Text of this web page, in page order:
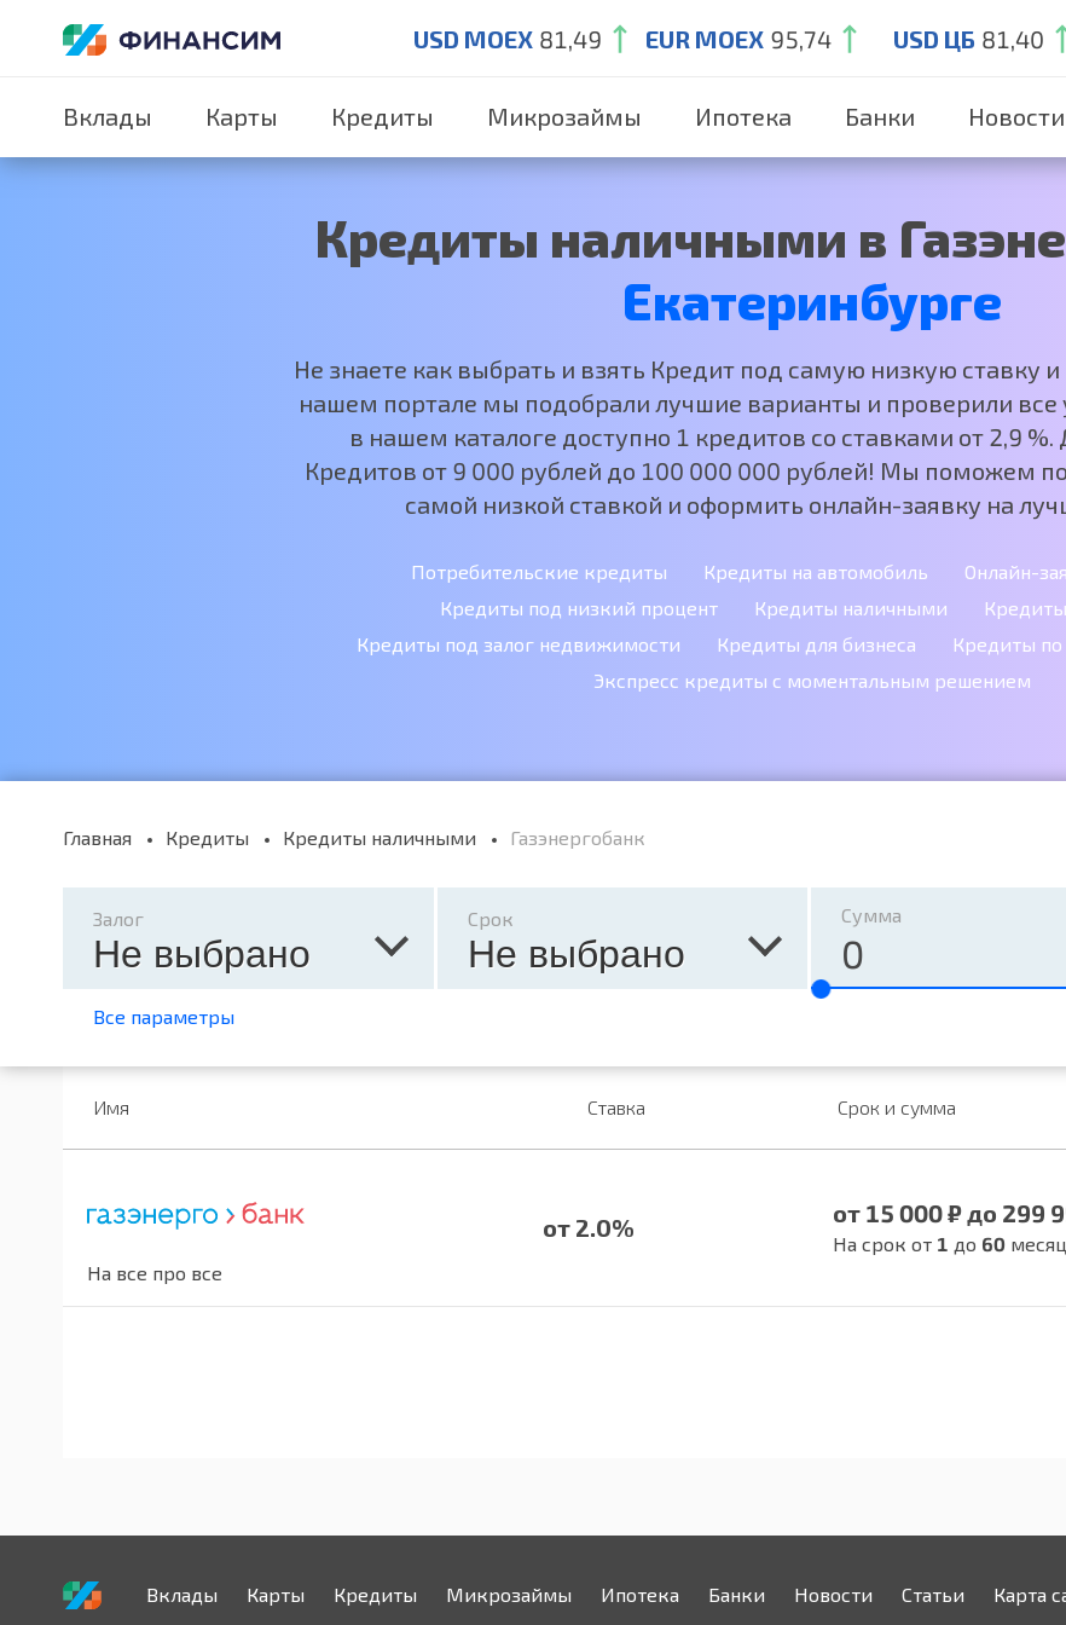
USD MOEX 81,49 EUR MOEX 95,74 USD ЦБ 81,40
Вклады Карты Кредиты Микрозаймы Ипотека Банки Новости
Кредиты наличными в
Екатеринбурге
Не знаете как выбрать и взять Кредит под самую низкую ставку
нашем портале мы подобрали лучшие варианты и проверили все
в нашем каталоге доступно 1 кредитов со ставками от 2,9
Кредитов от 9 000 рублей до 100 000 000 рублей! Мы поможем
самой низкой ставкой и оформить онлайн-заявку на
Потребительские кредиты Кредиты на автомобиль
Онлайн-
Кредиты под низкий процент
Кредиты наличными
Кредиты под залог недвижимости
Кредиты для бизнеса
Кредиты по
Экспресс кредиты с моментальным решением
Главная Кредиты Кредиты наличными Газэнергобанк
Залог
Не выбрано
Срок
Не выбрано
Сумма
Все параметры
Имя Ставка Срок и сумма
На все про все
от 2.0% от 15 000 ₽ до 299
На срок от 1 до 60
Вклады Карты Кредиты Микрозаймы Ипотека Банки Новости Статьи Карта